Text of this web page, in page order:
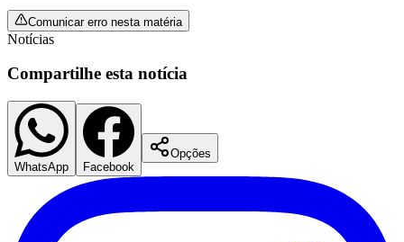
Comunicar erro nesta matéria
Notícias
Compartilhe esta notícia
WhatsApp Facebook
Opções